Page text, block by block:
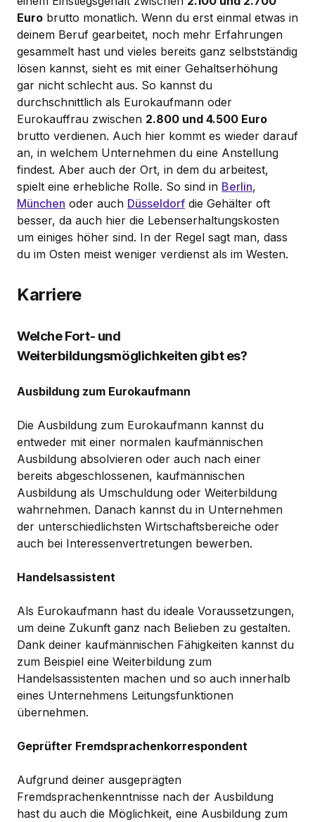
Euro brutto monatlich. Wenn du erst einmal etwas in
deinem Beruf gearbeitet, noch mehr Erfahrungen
gesammelt hast und vieles bereits ganz selbstständig
lösen kannst, sieht es mit einer Gehaltserhöhung
gar nicht schlecht aus. So kannst du
durchschnittlich als Eurokaufmann oder
Eurokauffrau zwischen 2.800 und 4.500 Euro
brutto verdienen. Auch hier kommt es wieder darauf
an, in welchem Unternehmen du eine Anstellung
findest. Aber auch der Ort, in dem du arbeitest,
spielt eine erhebliche Rolle. So sind in Berlin,
München oder auch Düsseldorf die Gehälter oft
besser, da auch hier die Lebenserhaltungskosten
um einiges höher sind. In der Regel sagt man, dass
du im Osten meist weniger verdienst als im Westen.
Karriere
Welche Fort- und
Weiterbildungsmöglichkeiten gibt es?
Ausbildung zum Eurokaufmann
Die Ausbildung zum Eurokaufmann kannst du
entweder mit einer normalen kaufmännischen
Ausbildung absolvieren oder auch nach einer
bereits abgeschlossenen, kaufmännischen
Ausbildung als Umschuldung oder Weiterbildung
wahrnehmen. Danach kannst du in Unternehmen
der unterschiedlichsten Wirtschaftsbereiche oder
auch bei Interessenvertretungen bewerben.
Handelsassistent
Als Eurokaufmann hast du ideale Voraussetzungen,
um deine Zukunft ganz nach Belieben zu gestalten.
Dank deiner kaufmännischen Fähigkeiten kannst du
zum Beispiel eine Weiterbildung zum
Handelsassistenten machen und so auch innerhalb
eines Unternehmens Leitungsfunktionen
übernehmen.
Geprüfter Fremdsprachenkorrespondent
Aufgrund deiner ausgeprägten
Fremdsprachenkenntnisse nach der Ausbildung
hast du auch die Möglichkeit, eine Ausbildung zum